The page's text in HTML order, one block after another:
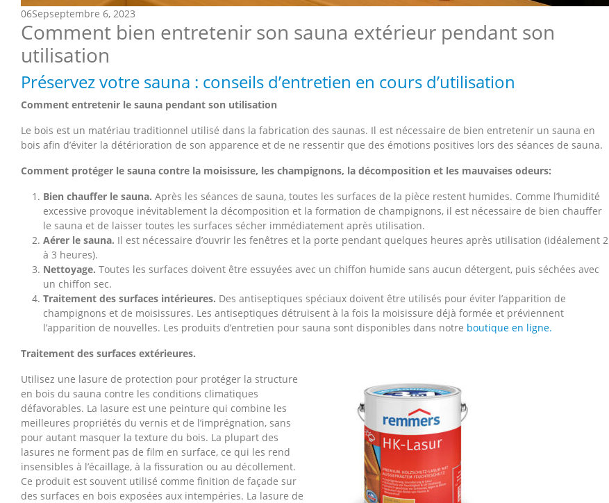
06Sepseptembre 6, 2023
Comment bien entretenir son sauna extérieur pendant son
utilisation
Préservez votre sauna : conseils d’entretien en cours d’utilisation
Comment entretenir le sauna pendant son utilisation
Le bois est un matériau traditionnel utilisé dans la fabrication des saunas. Il est nécessaire de bien entretenir un sauna en
bois afin d’éviter la détérioration de son apparence et de ne ressentir que des émotions positives lors des séances de sauna.
Comment protéger le sauna contre la moisissure, les champignons, la décomposition et les mauvaises odeurs:
Bien chauffer le sauna. Après les séances de sauna, toutes les surfaces de la pièce restent humides. Comme l’humidité
excessive provoque inévitablement la décomposition et la formation de champignons, il est nécessaire de bien chauffer
le sauna et de laisser toutes les surfaces sécher immédiatement après utilisation.
Aérer le sauna. Il est nécessaire d’ouvrir les fenêtres et la porte pendant quelques heures après utilisation (idéalement 2
à 3 heures).
Nettoyage. Toutes les surfaces doivent être essuyées avec un chiffon humide sans aucun détergent, puis séchées avec
un chiffon sec.
Traitement des surfaces intérieures. Des antiseptiques spéciaux doivent être utilisés pour éviter l’apparition de
champignons et de moisissures. Les antiseptiques détruisent à la fois la moisissure déjà formée et préviennent
l’apparition de nouvelles. Les produits d’entretien pour sauna sont disponibles dans notre boutique en ligne.
Traitement des surfaces extérieures.
Utilisez une lasure de protection pour protéger la structure
en bois du sauna contre les conditions climatiques
défavorables. La lasure est une peinture qui combine les
meilleures propriétés du vernis et de l’imprégnation, sans
pour autant masquer la texture du bois. La plupart des
lasures ne forment pas de film en surface, ce qui les rend
insensibles à l’écaillage, à la fissuration ou au décollement.
Ce produit est souvent utilisé comme finition de façade sur
des surfaces en bois exposées aux intempéries. La lasure de